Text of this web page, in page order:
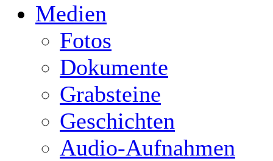
Medien
Fotos
Dokumente
Grabsteine
Geschichten
Audio-Aufnahmen